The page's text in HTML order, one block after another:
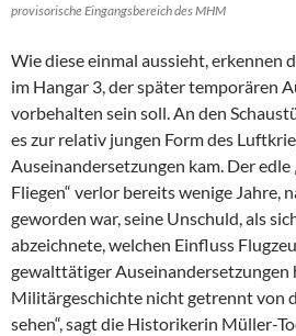
provisorische Eingangsbereich des MHM
Wie diese einmal aussieht, erkennen
im Hangar 3, der später temporären
vorbehalten sein soll. An den
es zur relativ jungen Form des
Auseinandersetzungen kam. Der
Fliegen“ verlor bereits wenige Jahre,
geworden war, seine Unschuld, als
abzeichnete, welchen Einfluss
gewalttätiger Auseinandersetzungen
Militärgeschichte nicht getrennt von
sehen“, sagt die Historikerin Müller-